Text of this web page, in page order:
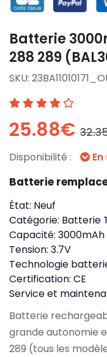
Batterie
288 289
SKU:
25.88€
Disponibilité :
Batterie
État: Neuf
Catégorie: Batterie
Capacité: 3000mAh
Tension: 3.7V
Technologie
Certification: CE
Service et
Batterie
grande autonomie
289 (tous les